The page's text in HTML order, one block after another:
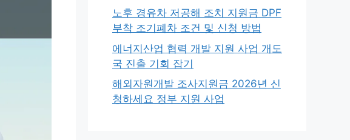
노후 경유차 저공해 조치 지원금 DPF
부착 조기폐차 조건 및 신청 방법
에너지산업 협력 개발 지원 사업 개도
국 진출 기회 잡기
해외자원개발 조사지원금 2026년 신
청하세요 정부 지원 사업